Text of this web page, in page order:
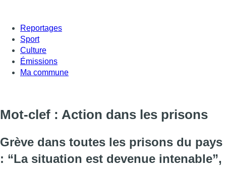
Reportages
Sport
Culture
Émissions
Ma commune
Mot-clef : Action dans les prisons
Grève dans toutes les prisons du pays
: “La situation est devenue intenable”,